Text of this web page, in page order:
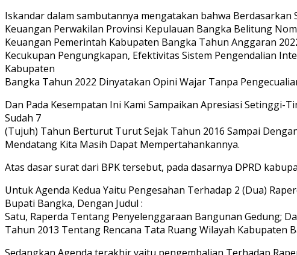
Iskandar dalam sambutannya mengatakan bahwa Berdasarkan
Keuangan Perwakilan Provinsi Kepulauan Bangka Belitung
Keuangan Pemerintah Kabupaten Bangka Tahun Anggaran
Kecukupan Pengungkapan, Efektivitas Sistem Pengendalian
Kabupaten
Bangka Tahun 2022 Dinyatakan Opini Wajar Tanpa
Dan Pada Kesempatan Ini Kami Sampaikan Apresiasi
Sudah 7
(Tujuh) Tahun Berturut Turut Sejak Tahun 2016 Sampai
Mendatang Kita Masih Dapat Mempertahankannya.
Atas dasar surat dari BPK tersebut, pada dasarnya DPRD
Untuk Agenda Kedua Yaitu Pengesahan Terhadap 2 (Dua)
Bupati Bangka, Dengan Judul :
Satu, Raperda Tentang Penyelenggaraan Bangunan Gedung;
Tahun 2013 Tentang Rencana Tata Ruang Wilayah Kabupaten